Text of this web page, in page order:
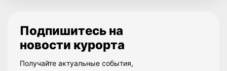
Подпишитесь на
новости курорта
Получайте актуальные события,